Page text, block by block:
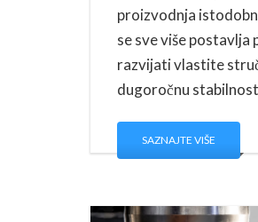
proizvodnja
se sve više
razvijati vlastite
dugoročnu
SAZNAJTE VIŠE